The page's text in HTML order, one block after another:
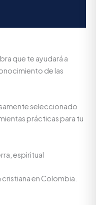
que te ayudará a
de las
seleccionado
prácticas para tu
espiritual
en Colombia.